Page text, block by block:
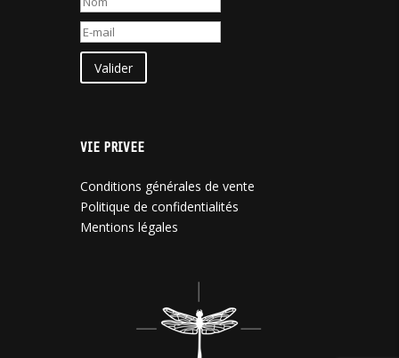
Valider
VIE PRIVEE
Conditions générales de vente
Politique de confidentialités
Mentions légales